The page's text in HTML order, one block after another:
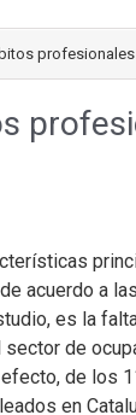
profesionales
acuerdo a
es la
de
de los
en